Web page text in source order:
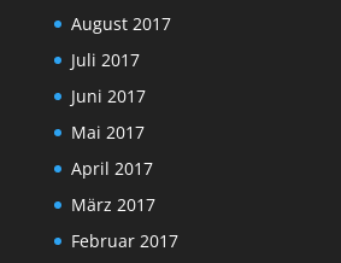
August 2017
Juli 2017
Juni 2017
Mai 2017
April 2017
März 2017
Februar 2017